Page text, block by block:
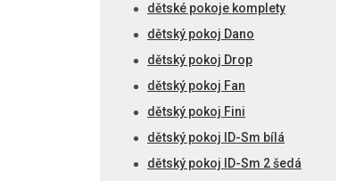
dětské pokoje komplety
dětský pokoj Dano
dětský pokoj Drop
dětský pokoj Fan
dětský pokoj Fini
dětský pokoj ID-Sm bílá
dětský pokoj ID-Sm 2 šedá